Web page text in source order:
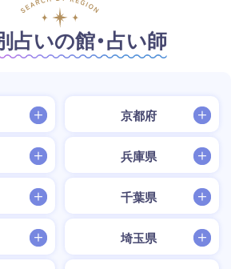
占いの館・占い師
京都府
兵庫県
千葉県
埼玉県